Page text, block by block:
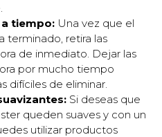
tiempo: Una vez que el
terminado, retira las
de inmediato. Dejar las
por mucho tiempo
difíciles de eliminar.
Si deseas que
queden suaves y con un
utilizar productos